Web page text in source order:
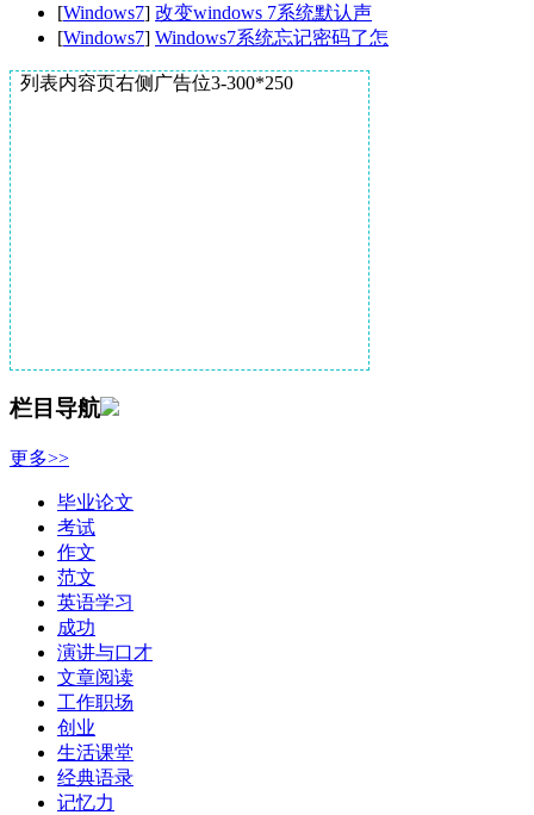
[Windows7] 改变windows 7系统默认声
[Windows7] Windows7系统忘记密码了怎
列表内容页右侧广告位3-300*250
栏目导航
更多>>
毕业论文
考试
作文
范文
英语学习
成功
演讲与口才
文章阅读
工作职场
创业
生活课堂
经典语录
记忆力